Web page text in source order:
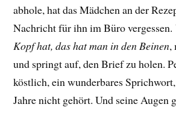
abhole, hat das Mädchen an der
Nachricht für ihn im Büro vergessen.
Kopf hat, das hat man in den Beinen,
und springt auf, den Brief zu holen.
köstlich, ein wunderbares
Jahre nicht gehört. Und seine Augen